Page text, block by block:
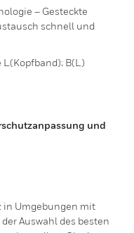
– Gesteckte
schnell und
L(Kopfband); B(L)
und
in Umgebungen mit
Auswahl des besten